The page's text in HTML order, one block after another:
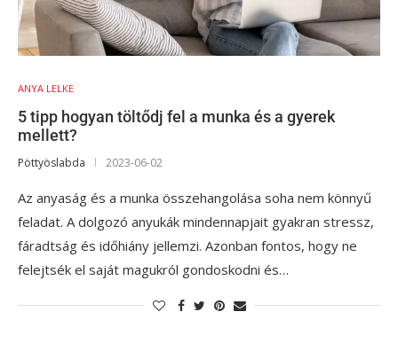
ANYA LELKE
5 tipp hogyan töltődj fel a munka és a gyerek
mellett?
Pöttyöslabda 2023-06-02
Az anyaság és a munka összehangolása soha nem könnyű
feladat. A dolgozó anyukák mindennapjait gyakran stressz,
fáradtság és időhiány jellemzi. Azonban fontos, hogy ne
felejtsék el saját magukról gondoskodni és…